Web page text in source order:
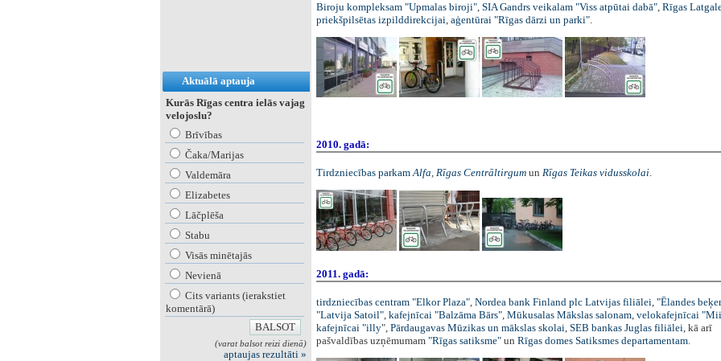
Aktuālā aptauja
Kurās Rīgas centra ielās vajag
velojoslu?
Brīvības
Čaka/Marijas
Valdemāra
Elizabetes
Lāčplēša
Stabu
Visās minētajās
Nevienā
Cits variants (ierakstiet
komentārā)
(varat balsot reizi dienā)
aptaujas rezultāti »
Biroju kompleksam "Upmalas biroji", SIA Gandrs veikalam "Viss atpūtai dabā", Rīgas
priekšpilsētas izpilddirekcijai, aģentūrai "Rīgas dārzi un parki".
2010. gadā:
Tirdzniecības parkam Alfa Rīgas Centrāltirgum un Rīgas Teikas vidusskolai.
2011. gadā:
tirdzniecības centram "Elkor Plaza", Nordea bank Finland plc Latvijas filiālei, "Ēlandes
"Latvija Satoil", kafejnīcai "Balzāma Bārs", Mūkusalas Mākslas salonam, velokafejnīcai
kafejnīcai "illy", Pārdaugavas Mūzikas un mākslas skolai, SEB bankas Juglas filiālei, kā arī
pašvaldības uzņēmumam "Rīgas satiksme"un Rīgas domes Satiksmes departamentam.